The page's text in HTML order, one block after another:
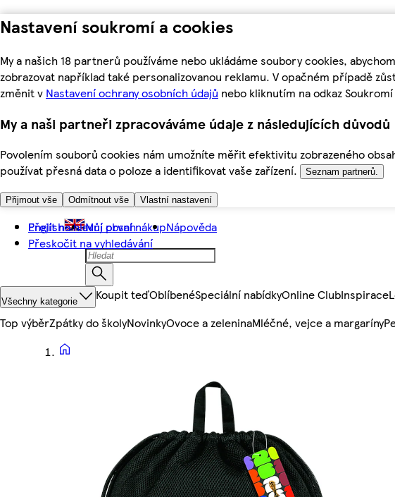
Nastavení soukromí a cookies
My a našich 18 partnerů používáme nebo ukládáme soubory cookies,
zobrazovat například také personalizovanou reklamu. V opačném případě
změnit v Nastavení ochrany osobních údajů nebo kliknutím na odkaz
My a naši partneři zpracováváme údaje z následujících důvodů
Povolením souborů cookies nám umožníte měřit efektivitu zobrazeného
používat přesná data o poloze a identifikovat vaše zařízení.
Seznam partnerů.
Přijmout vše Odmítnout vše Vlastní nastavení
Přejít na hlavní obsah
Přeskočit na vyhledávání
English Můj první nákupNápověda
Všechny kategorie Koupit teďOblíbenéSpeciální nabídkyOnline ClubInspirace
Top výběrZpátky do školyNovinkyOvoce a zeleninaMléčné, vejce a margaríny